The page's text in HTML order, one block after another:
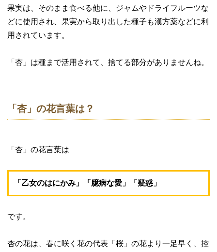
果実は、そのまま食べる他に、ジャムやドライフルーツな
どに使用され、果実から取り出した種子も漢方薬などに利
用されています。
「杏」は種まで活用されて、捨てる部分がありませんね。
「杏」の花言葉は？
「杏」の花言葉は
「乙女のはにかみ」「臆病な愛」「疑惑」
です。
杏の花は、春に咲く花の代表「桜」の花より一足早く、控